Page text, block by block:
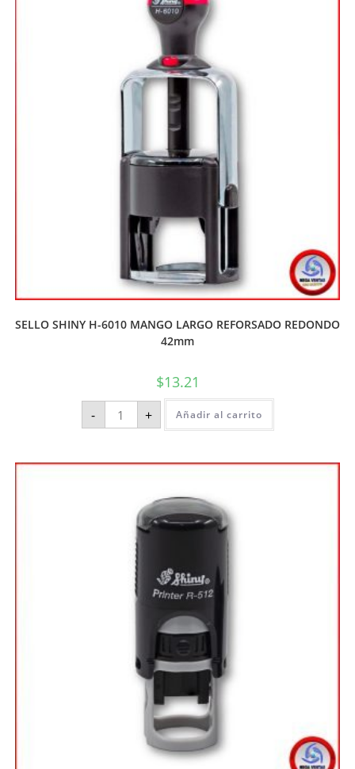
SELLO SHINY H-6010 MANGO LARGO REFORSADO REDONDO
42mm
$13.21
- + Añadir al carrito